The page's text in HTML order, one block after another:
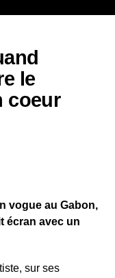
le
coeur
vogue au Gabon,
écran avec un
sur ses